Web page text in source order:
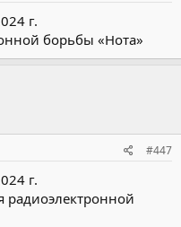
г.
борьбы «Нота»
#447
г.
радиоэлектронной